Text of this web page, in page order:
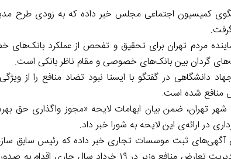
کمیسیون اجتماعی مجلس خبر داده که به زودی طرح
مردم تهران برای تحقیق و تفحص از عملکرد
گردان بین بانک‌های خصوصی و مقام ناظر بانکی است.
دانشگاهی در گفتگو با ایسنا نبود تضاد منافع را از
منافع شده است.
در ارائه‌ی این لایحه به شورا خبر داد.
آگهی‌های ثبت موسسات تجاری خبر داده که رئیس سابق